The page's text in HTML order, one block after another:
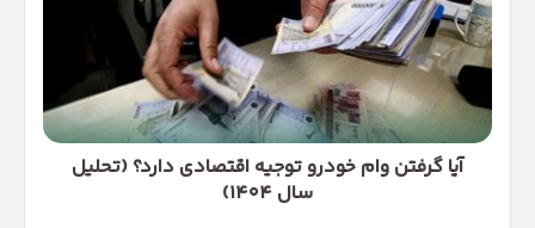
خودرو
توجیه
اقتصادی
دارد؟
(تحلیل
سال
۱۴۰۴)آیا گرفتن وام خودرو توجیه اقتصادی دارد؟ (تحلیل
سال ۱۴۰۴)